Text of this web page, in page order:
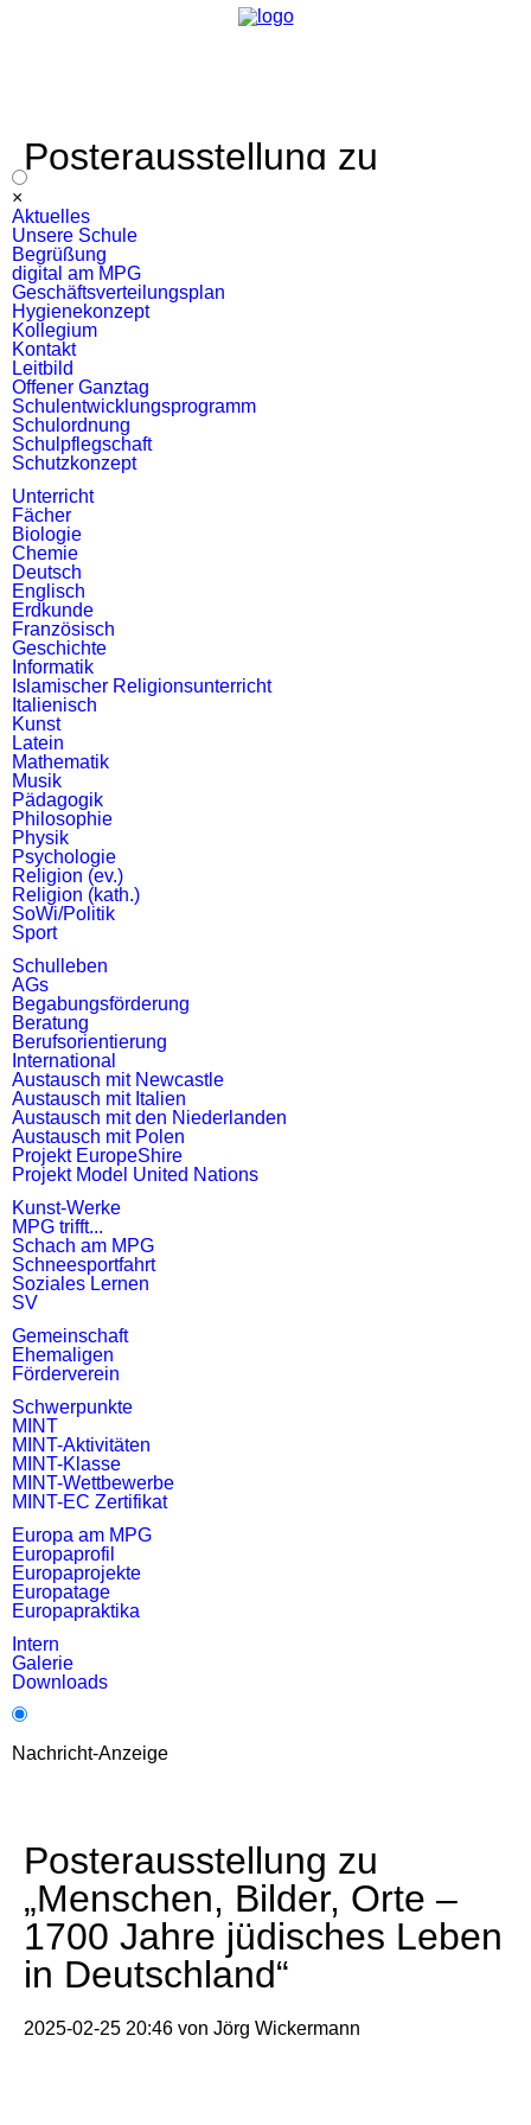
Posterausstellung zu
„Menschen, Bilder, Orte –
1700 Jahre jüdisches Leben
in Deutschland“
×
überspringen
Aktuelles
Unsere Schule
Begrüßung
digital am MPG
Geschäftsverteilungsplan
Hygienekonzept
Kollegium
Kontakt
Leitbild
Offener Ganztag
Schulentwicklungsprogramm
Schulordnung
Schulpflegschaft
Schutzkonzept
Unterricht
Fächer
Biologie
Chemie
Deutsch
Englisch
Erdkunde
Französisch
Geschichte
Informatik
Islamischer Religionsunterricht
Italienisch
Kunst
Latein
Mathematik
Musik
Pädagogik
Philosophie
Physik
Psychologie
Religion (ev.)
Religion (kath.)
SoWi/Politik
Sport
Schulleben
AGs
Begabungsförderung
Beratung
Berufsorientierung
International
Austausch mit Newcastle
Austausch mit Italien
Austausch mit den Niederlanden
Austausch mit Polen
Projekt EuropeShire
Projekt Model United Nations
Kunst-Werke
MPG trifft...
Schach am MPG
Schneesportfahrt
Soziales Lernen
SV
Gemeinschaft
Ehemaligen
Förderverein
Schwerpunkte
MINT
MINT-Aktivitäten
MINT-Klasse
MINT-Wettbewerbe
MINT-EC Zertifikat
Europa am MPG
Europaprofil
Europaprojekte
Europatage
Europapraktika
Intern
Galerie
Downloads
Nachricht-Anzeige
Posterausstellung zu
„Menschen, Bilder, Orte –
1700 Jahre jüdisches Leben
in Deutschland“
2025-02-25 20:46 von Jörg Wickermann